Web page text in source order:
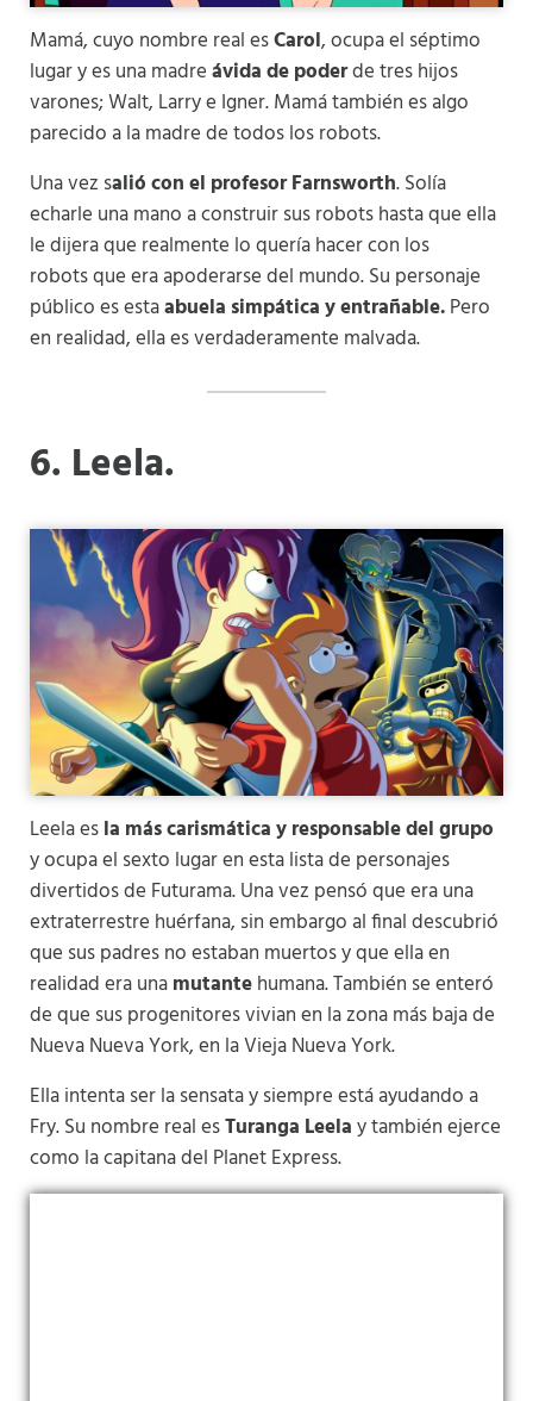
Mamá, cuyo nombre real esCarol, ocupa el séptimo
lugar y es una madreávida de poderde tres hijos
varones; Walt, Larry e Igner. Mamá también es algo
parecido a la madre de todos los robots.
Una vez salió con el profesor Farnsworth. Solía ​​
echarle una mano a construir sus robots hasta que ella
le dijera que realmente lo quería hacer con los
robots que era apoderarse del mundo. Su personaje
público es estaabuela simpática y entrañable.Pero
en realidad, ella es verdaderamente malvada.
6. Leela.
Leela esla más carismática y responsable del grupo
y ocupa el sexto lugar en esta lista de personajes
divertidos de Futurama. Una vez pensó que era una
extraterrestre huérfana, sin embargo al final descubrió
que sus padres no estaban muertos y que ella en
realidad era unamutantehumana. También se enteró
de que sus progenitores vivian en la zona más baja de
Nueva Nueva York, en la Vieja Nueva York.
Ella intenta ser la sensata y siempre está ayudando a
Fry. Su nombre real esTuranga Leelay también ejerce
como la capitana del Planet Express.